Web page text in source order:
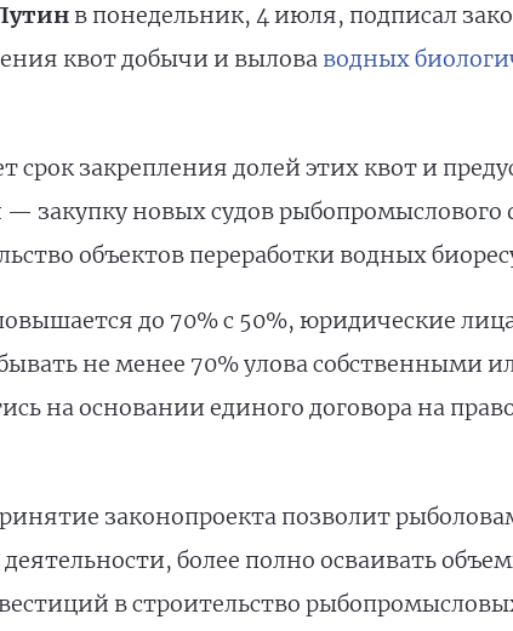
в понедельник, 4 июля, подписал
квот добычи и вылова водных
срок закрепления долей этих квот и
закупку новых судов рыбопромыслового
объектов переработки водных
до 70% с 50%, юридические
не менее 70% улова собственными
на основании единого договора на
законопроекта позволит
более полно осваивать
в строительство